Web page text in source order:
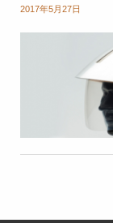
2017年5月27日